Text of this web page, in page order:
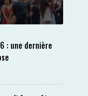
: une dernière